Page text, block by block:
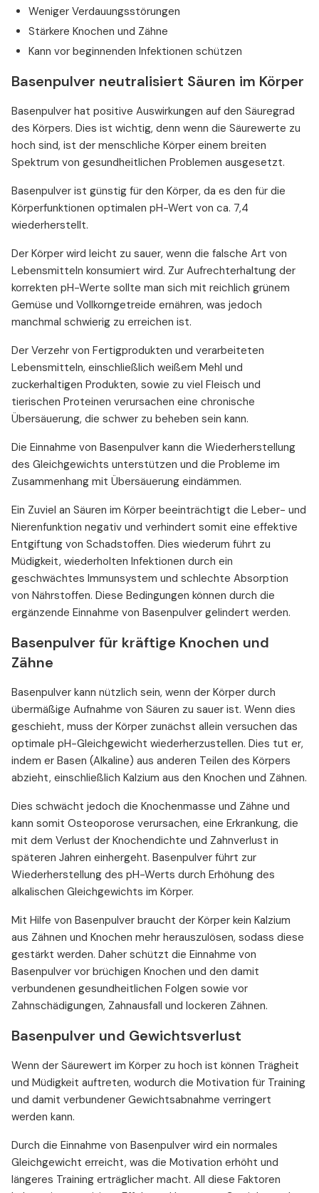
Weniger Verdauungsstörungen
Stärkere Knochen und Zähne
Kann vor beginnenden Infektionen schützen
Basenpulver neutralisiert Säuren im Körper
Basenpulver hat positive Auswirkungen auf den Säuregrad
des Körpers. Dies ist wichtig, denn wenn die Säurewerte zu
hoch sind, ist der menschliche Körper einem breiten
Spektrum von gesundheitlichen Problemen ausgesetzt.
Basenpulver ist günstig für den Körper, da es den für die
Körperfunktionen optimalen pH-Wert von ca. 7,4
wiederherstellt.
Der Körper wird leicht zu sauer, wenn die falsche Art von
Lebensmitteln konsumiert wird. Zur Aufrechterhaltung der
korrekten pH-Werte sollte man sich mit reichlich grünem
Gemüse und Vollkorngetreide ernähren, was jedoch
manchmal schwierig zu erreichen ist.
Der Verzehr von Fertigprodukten und verarbeiteten
Lebensmitteln, einschließlich weißem Mehl und
zuckerhaltigen Produkten, sowie zu viel Fleisch und
tierischen Proteinen verursachen eine chronische
Übersäuerung, die schwer zu beheben sein kann.
Die Einnahme von Basenpulver kann die Wiederherstellung
des Gleichgewichts unterstützen und die Probleme im
Zusammenhang mit Übersäuerung eindämmen.
Ein Zuviel an Säuren im Körper beeinträchtigt die Leber- und
Nierenfunktion negativ und verhindert somit eine effektive
Entgiftung von Schadstoffen. Dies wiederum führt zu
Müdigkeit, wiederholten Infektionen durch ein
geschwächtes Immunsystem und schlechte Absorption
von Nährstoffen. Diese Bedingungen können durch die
ergänzende Einnahme von Basenpulver gelindert werden.
Basenpulver für kräftige Knochen und
Zähne
Basenpulver kann nützlich sein, wenn der Körper durch
übermäßige Aufnahme von Säuren zu sauer ist. Wenn dies
geschieht, muss der Körper zunächst allein versuchen das
optimale pH-Gleichgewicht wiederherzustellen. Dies tut er,
indem er Basen (Alkaline) aus anderen Teilen des Körpers
abzieht, einschließlich Kalzium aus den Knochen und Zähnen.
Dies schwächt jedoch die Knochenmasse und Zähne und
kann somit Osteoporose verursachen, eine Erkrankung, die
mit dem Verlust der Knochendichte und Zahnverlust in
späteren Jahren einhergeht. Basenpulver führt zur
Wiederherstellung des pH-Werts durch Erhöhung des
alkalischen Gleichgewichts im Körper.
Mit Hilfe von Basenpulver braucht der Körper kein Kalzium
aus Zähnen und Knochen mehr herauszulösen, sodass diese
gestärkt werden. Daher schützt die Einnahme von
Basenpulver vor brüchigen Knochen und den damit
verbundenen gesundheitlichen Folgen sowie vor
Zahnschädigungen, Zahnausfall und lockeren Zähnen.
Basenpulver und Gewichtsverlust
Wenn der Säurewert im Körper zu hoch ist können Trägheit
und Müdigkeit auftreten, wodurch die Motivation für Training
und damit verbundener Gewichtsabnahme verringert
werden kann.
Durch die Einnahme von Basenpulver wird ein normales
Gleichgewicht erreicht, was die Motivation erhöht und
längeres Training erträglicher macht. All diese Faktoren